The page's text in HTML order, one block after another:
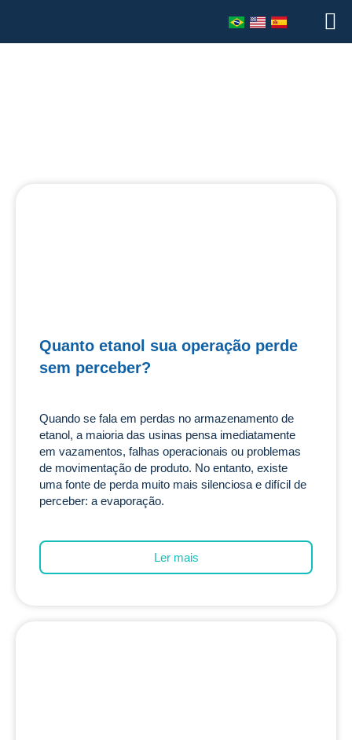
Quanto etanol sua operação perde
sem perceber?
Quando se fala em perdas no armazenamento de
etanol, a maioria das usinas pensa imediatamente
em vazamentos, falhas operacionais ou problemas
de movimentação de produto. No entanto, existe
uma fonte de perda muito mais silenciosa e difícil de
perceber: a evaporação.
Ler mais